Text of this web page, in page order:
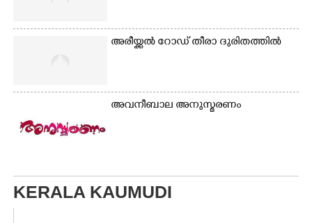
അരീയ്ക്കൽ റോഡ് തീരാ ദുരിതത്തിൽ
അവനീബാല അനുസ്മരണം
KERALA KAUMUDI